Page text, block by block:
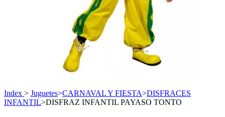
Index > Juguetes>CARNAVAL Y FIESTA>DISFRACES
INFANTIL>DISFRAZ INFANTIL PAYASO TONTO